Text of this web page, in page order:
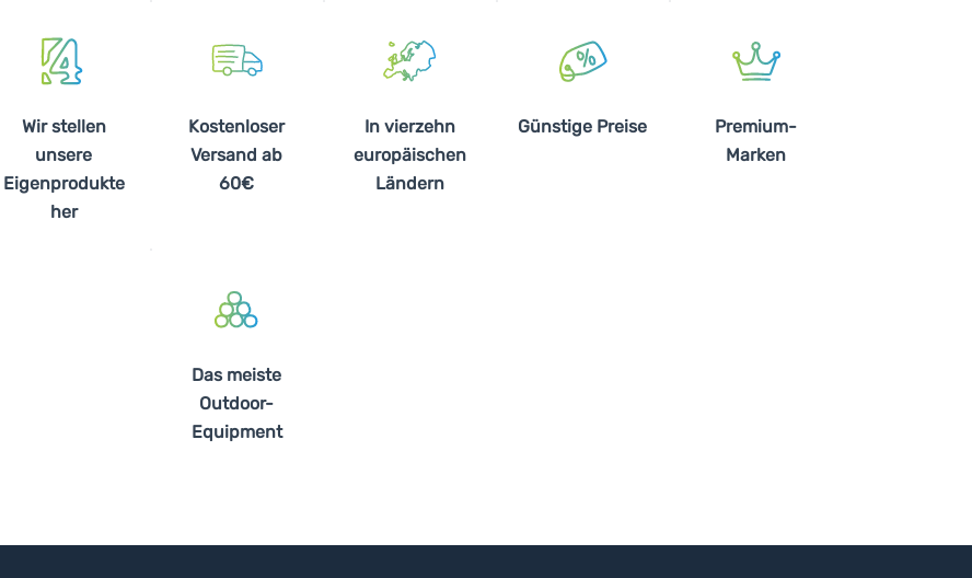
Wir stellen
unsere
Eigenprodukte
her
Kostenloser
Versand ab
60€
In vierzehn
europäischen
Ländern
Günstige Preise
Premium-
Marken
Das meiste
Outdoor-
Equipment